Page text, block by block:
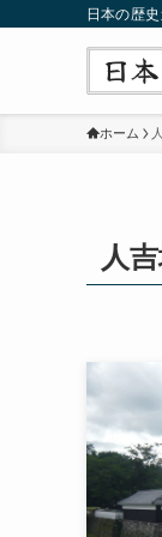
日本の歴
ホーム
人